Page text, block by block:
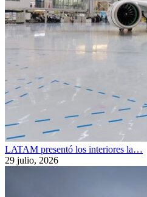
LATAM presentó los interiores la…
29 julio, 2026